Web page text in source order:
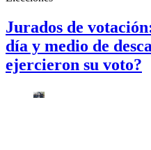
Jurados de
día y medio de
ejercieron su voto?